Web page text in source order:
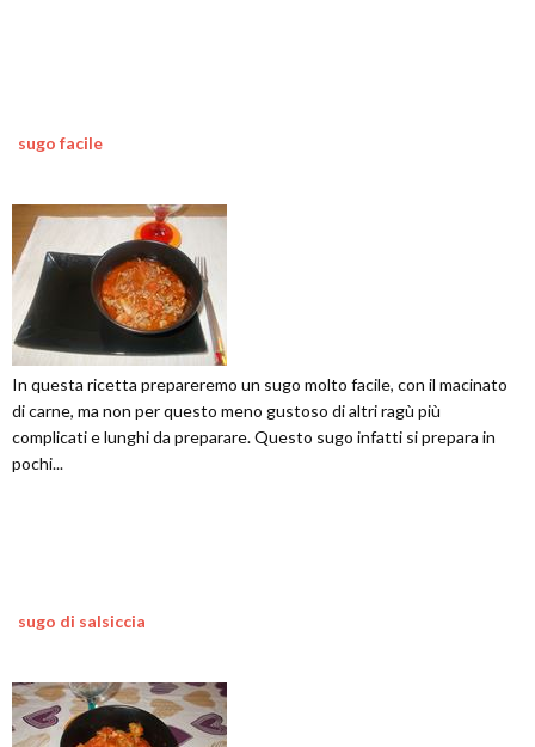
sugo facile
In questa ricetta prepareremo un sugo molto facile, con il macinato
di carne, ma non per questo meno gustoso di altri ragù più
complicati e lunghi da preparare. Questo sugo infatti si prepara in
pochi...
sugo di salsiccia